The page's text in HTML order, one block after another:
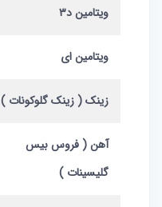
ویتامین د۳
ویتامین ای
زینک ( زینک گلوکونات )
آهن ( فروس بیس
گلیسینات )